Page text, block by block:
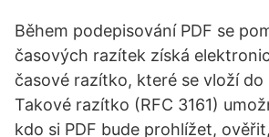
Během podepisování PDF se
časových razítek získá
časové razítko, které se vloží do
Takové razítko (RFC 3161)
kdo si PDF bude prohlížet,